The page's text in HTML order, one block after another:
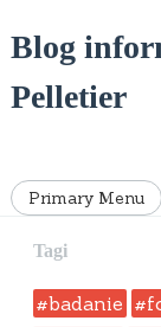
to
content
Blog
Pelletier
Primary Menu
Tagi
badanie